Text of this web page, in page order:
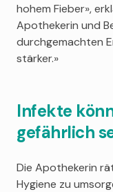
hohem Fieber»,
Apothekerin und
durchgemachten
stärker.»
Infekte
gefährlich
Die Apothekerin
Hygiene zu